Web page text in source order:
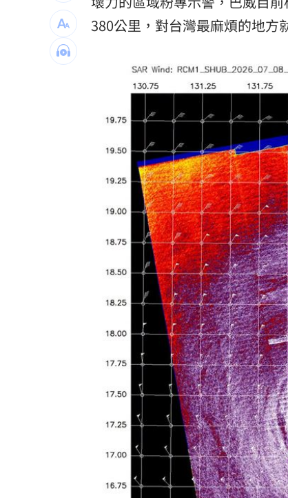
伊波拉失控！專家憂病毒恐已突變
台灣彩券開獎直播中 20:31
LIVE三立+24小時直播 15:27
三立iNEWS新聞台線上直播 18:00
商場戰國來臨 台中「頂奢大道」
台彩父親節推新刮刮樂千萬頭獎超
「拍片人的多重宇宙」職涯論壇9/
8國球員齊聚高雄 Formosa 7s掀
理想混蛋號召粉絲跨海追星吃美食！
380公里，對台灣最麻煩的地方